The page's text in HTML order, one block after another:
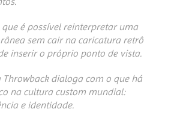
é possível reinterpretar uma
sem cair na caricatura retrô
inserir o próprio ponto de vista.
Throwback dialoga com o que há
na cultura custom mundial:
e identidade.